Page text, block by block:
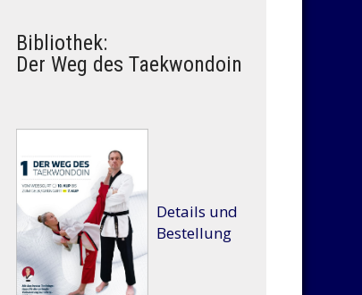
Bibliothek:
Der Weg des Taekwondoin
Details und
Bestellung